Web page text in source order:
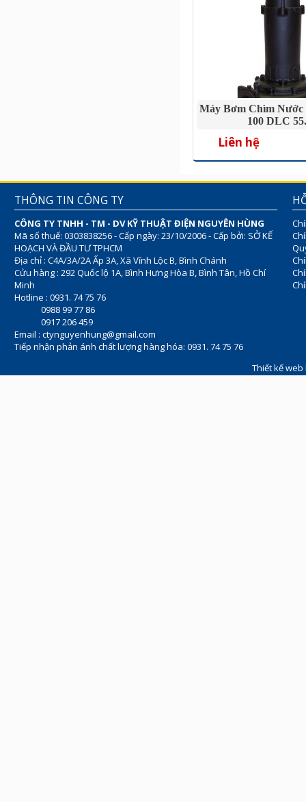
Máy Bơm Chìm
100 DLC
Liên hệ
THÔNG TIN CÔNG TY
CÔNG TY TNHH - TM - DV KỸ THUẬT ĐIỆN NGUYÊN HÙNG
Mã số thuế: 0303838256 - Cấp ngày: 23/10/2006 - Cấp bởi: SỞ KẾ
HOẠCH VÀ ĐẦU TƯ TPHCM
Địa chỉ : C4A/3A/2A Ấp 3A, Xã Vĩnh Lộc B, Bình Chánh
Cửu hàng : 292 Quốc lộ 1A, Bình Hưng Hòa B, Bình Tân, Hồ Chí
Minh
Hotline : 0931. 74 75 76
0988 99 77 86
0917 206 459
Email : ctynguyenhung@gmail.com
Tiếp nhận phản ánh chất lượng hàng hóa: 0931. 74 75 76
Thiết kế web